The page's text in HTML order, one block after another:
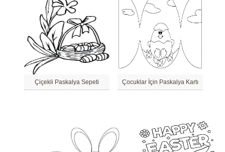
Çiçekli Paskalya Sepeti Çocuklar İçin Paskalya Kartı